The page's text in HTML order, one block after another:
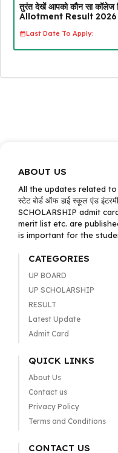
तुरंत देखें आपको कौन सा
Allotment Result
Last Date To Apply:
ABOUT US
All the updates related to
स्टेट बोर्ड ऑफ हाई स्कूल एंड
SCHOLARSHIP admit
merit list etc. are
is important for the
CATEGORIES
UP BOARD
UP SCHOLARSHIP
RESULT
Latest Update
Admit Card
QUICK LINKS
About Us
Contact us
Privacy Policy
Terms and Conditions
CONTACT US